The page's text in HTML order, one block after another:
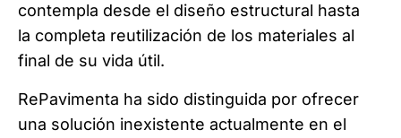
contempla desde el diseño estructural hasta
la completa reutilización de los materiales al
final de su vida útil.
RePavimenta ha sido distinguida por ofrecer
una solución inexistente actualmente en el